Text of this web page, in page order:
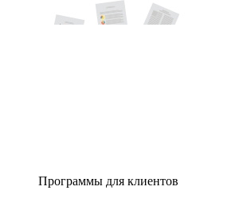
Программы для клиентов